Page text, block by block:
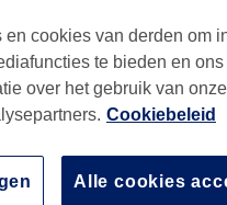
€15
cookies van derden om
te bieden en
over het gebruik van
Cookiebeleid
Alle cookies